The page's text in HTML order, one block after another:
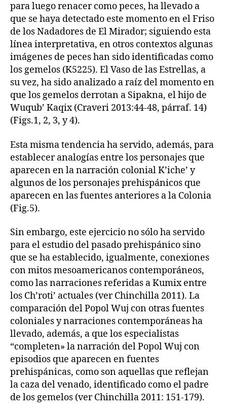
para luego renacer como peces, ha llevado a
que se haya detectado este momento en el Friso
de los Nadadores de El Mirador; siguiendo esta
línea interpretativa, en otros contextos algunas
imágenes de peces han sido identificadas como
los gemelos (K5225). El Vaso de las Estrellas, a
su vez, ha sido analizado a raíz del momento en
que los gemelos derrotan a Sipakna, el hijo de
Wuqub’ Kaqix (Craveri 2013:44-48, párraf. 14)
(Figs.1, 2, 3, y 4).
Esta misma tendencia ha servido, además, para
establecer analogías entre los personajes que
aparecen en la narración colonial K’iche’ y
algunos de los personajes prehispánicos que
aparecen en las fuentes anteriores a la Colonia
(Fig.5).
Sin embargo, este ejercicio no sólo ha servido
para el estudio del pasado prehispánico sino
que se ha establecido, igualmente, conexiones
con mitos mesoamericanos contemporáneos,
como las narraciones referidas a Kumix entre
los Ch’roti’ actuales (ver Chinchilla 2011). La
comparación del Popol Wuj con otras fuentes
coloniales y narraciones contemporáneas ha
llevado, además, a que los especialistas
“completen» la narración del Popol Wuj con
episodios que aparecen en fuentes
prehispánicas, como son aquellas que reflejan
la caza del venado, identificado como el padre
de los gemelos (ver Chinchilla 2011: 151-179).